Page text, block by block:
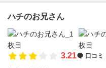
ハチのお兄さん
3.21 口コミ